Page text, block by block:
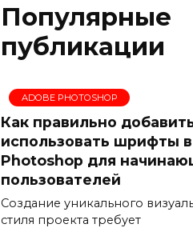
Популярные
публикации
ADOBE PHOTOSHOP
Как правильно
использовать шрифты в
Photoshop для
пользователей
Создание уникального
стиля проекта требует